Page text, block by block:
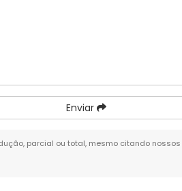
Enviar
parcial ou total, mesmo citando